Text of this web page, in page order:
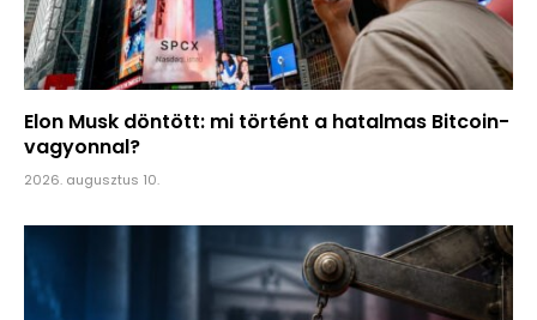
Elon Musk döntött: mi történt a hatalmas Bitcoin-
vagyonnal?
2026. augusztus 10.